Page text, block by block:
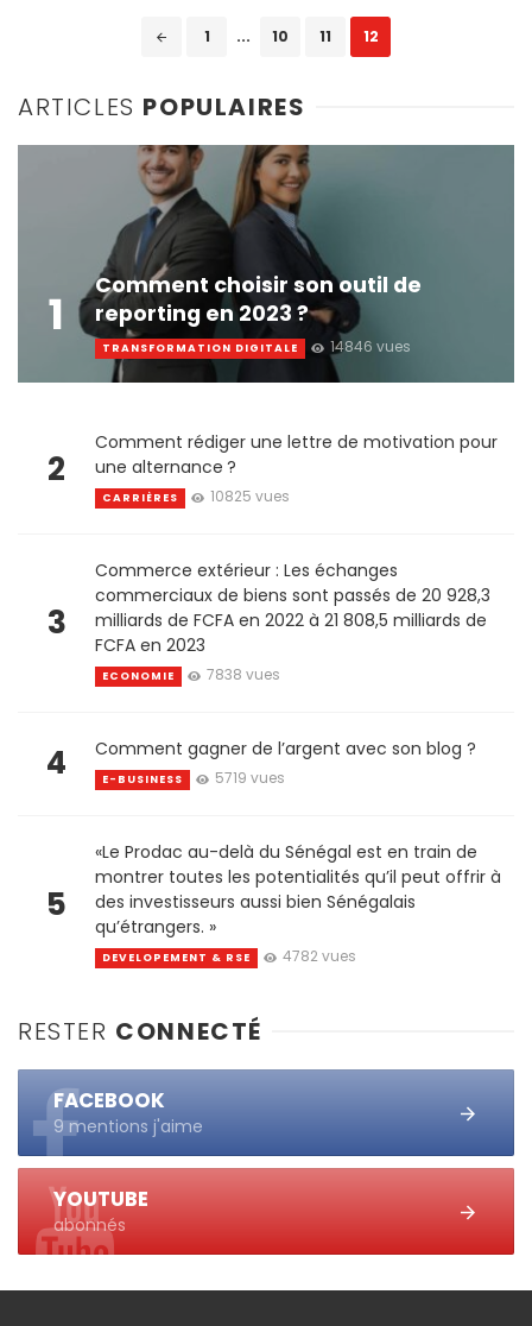
1 ... 10 11 12
ARTICLES POPULAIRES
1
Comment choisir son outil de
reporting en 2023 ?
TRANSFORMATION DIGITALE 14846 vues
2
Comment rédiger une lettre de motivation pour
une alternance ?
CARRIÈRES 10825 vues
3
Commerce extérieur : Les échanges
commerciaux de biens sont passés de 20 928,3
milliards de FCFA en 2022 à 21 808,5 milliards de
FCFA en 2023
ECONOMIE 7838 vues
4 Comment gagner de l’argent avec son blog ?
E-BUSINESS 5719 vues
5
«Le Prodac au-delà du Sénégal est en train de
montrer toutes les potentialités qu’il peut offrir à
des investisseurs aussi bien Sénégalais
qu’étrangers. »
DEVELOPEMENT & RSE 4782 vues
RESTER CONNECTÉ
FACEBOOK
9 mentions j'aime
YOUTUBE
abonnés